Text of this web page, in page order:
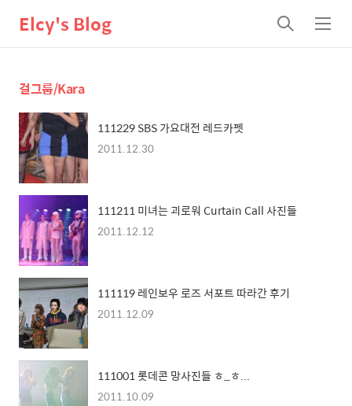
Elcy's Blog
검
색
메
뉴
걸그룹/Kara
111229 SBS 가요대전 레드카펫
2011.12.30
111211 미녀는 괴로워 Curtain Call 사진들
2011.12.12
111119 레인보우 로즈 서포트 따라간 후기
2011.12.09
111001 롯데콘 망사진들 ㅎ_ㅎ...
2011.10.09